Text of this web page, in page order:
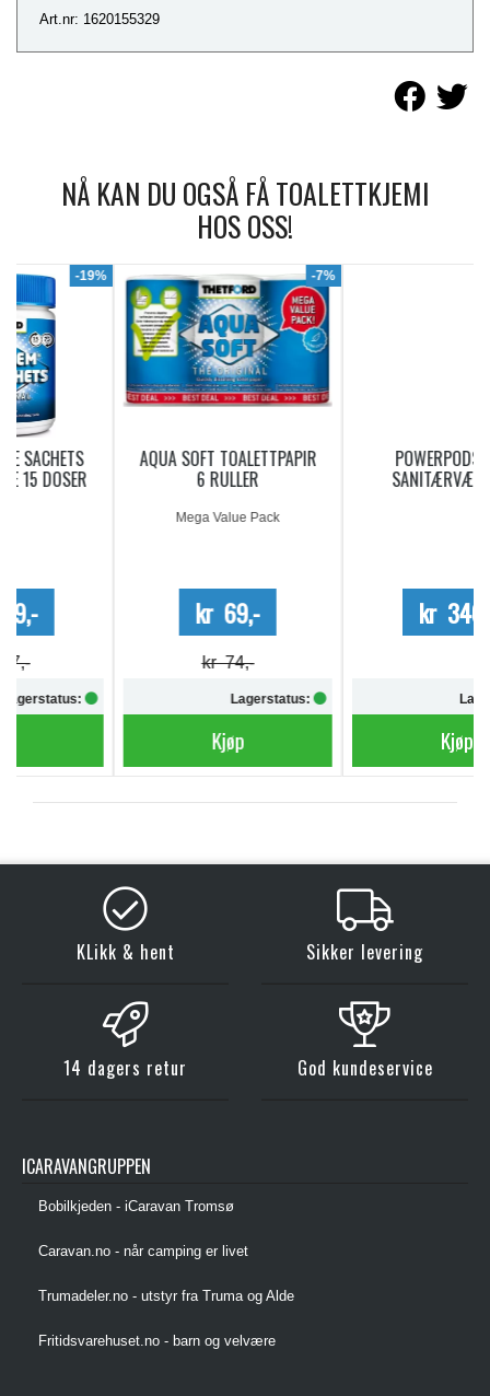
Art.nr: 1620155329
NÅ KAN DU OGSÅ FÅ TOALETTKJEMI
HOS OSS!
-7%
AQUA SOFT TOALETTPAPIR
Mega Value Pack
POWERPODS BLUE
SANITÆRVÆSKE 20
KLikk & hent Sikker levering
14 dagers retur God kundeservice
ICARAVANGRUPPEN
Bobilkjeden - iCaravan Tromsø
Caravan.no - når camping er livet
Trumadeler.no - utstyr fra Truma og Alde
Fritidsvarehuset.no - barn og velvære